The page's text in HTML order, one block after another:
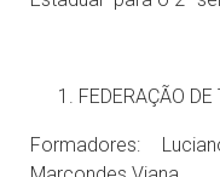
FEDERAÇÃO
Formadores: